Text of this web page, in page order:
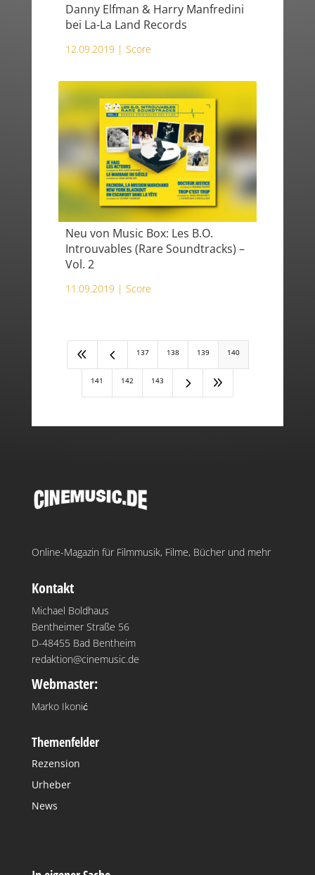
Danny Elfman & Harry Manfredini
bei La-La Land Records
12.09.2019 | Score
Neu von Music Box: Les B.O.
Introuvables (Rare Soundtracks) –
Vol. 2
11.09.2019 | Score
8 4 137 138 139 140
141 142 143 5 9
Online-Magazin für Filmmusik, Filme, Bücher und mehr
Kontakt
Michael Boldhaus
Bentheimer Straße 56
D-48455 Bad Bentheim
redaktion@cinemusic.de
Webmaster:
Marko Ikonić
Themenfelder
Rezension
Urheber
News